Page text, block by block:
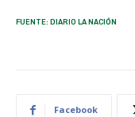
FUENTE: DIARIO LA NACIÓN
Facebook